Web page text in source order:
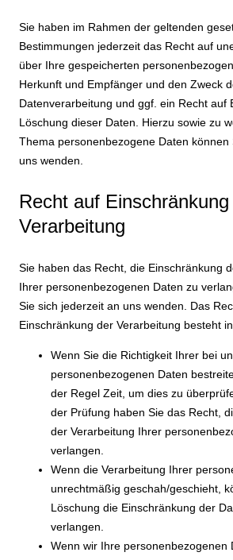
Sie haben im Rahmen der geltenden
Bestimmungen jederzeit das Recht auf
über Ihre gespeicherten
Herkunft und Empfänger und den Zweck
Datenverarbeitung und ggf. ein Recht auf
Löschung dieser Daten. Hierzu sowie zu
Thema personenbezogene Daten können
uns wenden.
Recht auf
Verarbeitung
Sie haben das Recht, die Einschränkung
Ihrer personenbezogenen Daten zu
Sie sich jederzeit an uns wenden. Das
Einschränkung der Verarbeitung besteht
Wenn Sie die Richtigkeit Ihrer bei
personenbezogenen Daten
der Regel Zeit, um dies zu
der Prüfung haben Sie das Recht,
der Verarbeitung Ihrer
verlangen.
Wenn die Verarbeitung Ihrer
unrechtmäßig geschah/geschieht,
Löschung die Einschränkung der
verlangen.
Wenn wir Ihre personenbezogenen